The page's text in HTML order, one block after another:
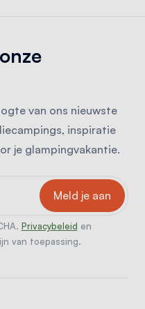
van ons nieuwste
inspiratie
je glampingvakantie.
Privacybeleid en
van toepassing.